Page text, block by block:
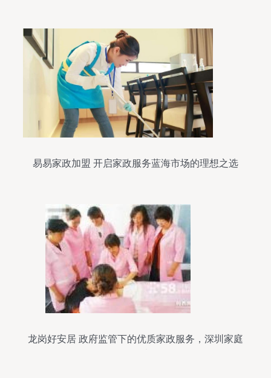
易易家政加盟 开启家政服务蓝海市场的理想之选
龙岗好安居 政府监管下的优质家政服务，深圳家庭